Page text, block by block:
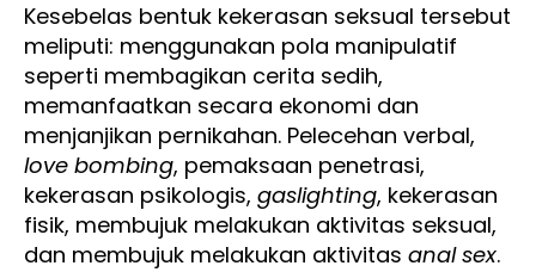
Kesebelas bentuk kekerasan seksual tersebut
meliputi: menggunakan pola manipulatif
seperti membagikan cerita sedih,
memanfaatkan secara ekonomi dan
menjanjikan pernikahan. Pelecehan verbal,
love bombing, pemaksaan penetrasi,
kekerasan psikologis, gaslighting, kekerasan
fisik, membujuk melakukan aktivitas seksual,
dan membujuk melakukan aktivitas anal sex.